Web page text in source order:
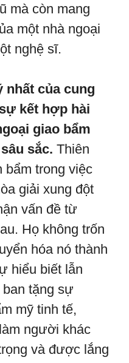
mà còn mang
một nhà ngoại
nghệ sĩ.
nhất của cung
kết hợp hài
giao bẩm
sắc. Thiên
bẩm trong việc
giải xung đột
vấn đề từ
Họ không trốn
hóa nó thành
hiểu biết lẫn
tặng sự
mỹ tinh tế,
người khác
và được lắng